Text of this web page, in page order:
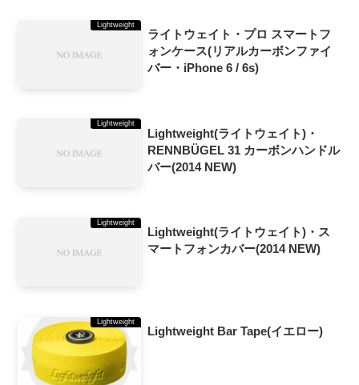
Lightweight
ライトウェイト・プロ スマートフ
ォンケース(リアルカーボンファイ
バー・iPhone 6 / 6s)
Lightweight
Lightweight(ライトウェイト)・
RENNBÜGEL 31 カーボンハンドル
バー(2014 NEW)
Lightweight
Lightweight(ライトウェイト)・ス
マートフォンカバー(2014 NEW)
Lightweight
Lightweight Bar Tape(イエロー)